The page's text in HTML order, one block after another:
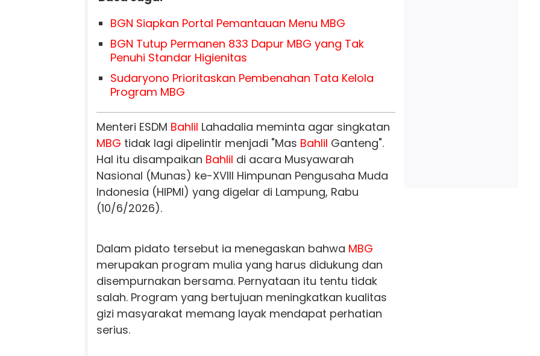
BGN Siapkan Portal Pemantauan Menu MBG
BGN Tutup Permanen 833 Dapur MBG yang Tak
Penuhi Standar Higienitas
Sudaryono Prioritaskan Pembenahan Tata Kelola
Program MBG
Menteri ESDM Bahlil Lahadalia meminta agar singkatan
MBG tidak lagi dipelintir menjadi "Mas Bahlil Ganteng".
Hal itu disampaikan Bahlil di acara Musyawarah
Nasional (Munas) ke-XVIII Himpunan Pengusaha Muda
Indonesia (HIPMI) yang digelar di Lampung, Rabu
(10/6/2026).
Dalam pidato tersebut ia menegaskan bahwa MBG
merupakan program mulia yang harus didukung dan
disempurnakan bersama. Pernyataan itu tentu tidak
salah. Program yang bertujuan meningkatkan kualitas
gizi masyarakat memang layak mendapat perhatian
serius.